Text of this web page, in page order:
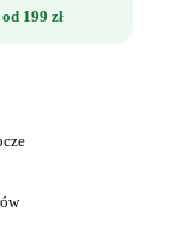
od 199 zł